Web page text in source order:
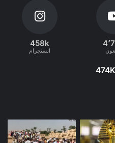
458k
انستجرام
474K